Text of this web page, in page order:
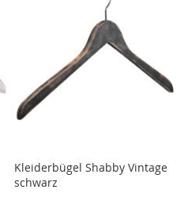
Kleiderbügel Shabby Vintage
schwarz